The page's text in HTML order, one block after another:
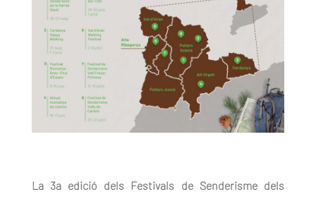
La 3a edició dels Festivals de Senderisme dels